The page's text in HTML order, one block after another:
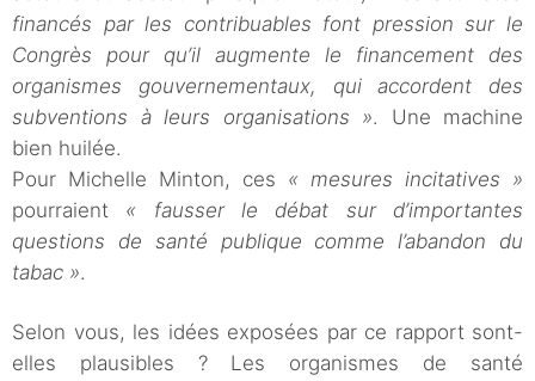
financés par les contribuables font pression sur le
Congrès pour qu’il augmente le financement des
organismes gouvernementaux, qui accordent des
subventions à leurs organisations ». Une machine
bien huilée.
Pour Michelle Minton, ces « mesures incitatives »
pourraient « fausser le débat sur d’importantes
questions de santé publique comme l’abandon du
tabac ».
Selon vous, les idées exposées par ce rapport sont-
elles plausibles ? Les organismes de santé